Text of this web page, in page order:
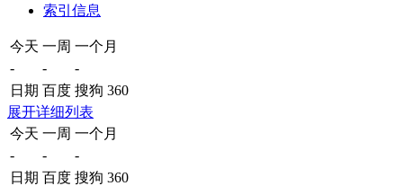
索引信息
今天 一周 一个月
-
-
-
日期 百度 搜狗 360
展开详细列表
今天 一周 一个月
-
-
-
日期 百度 搜狗 360